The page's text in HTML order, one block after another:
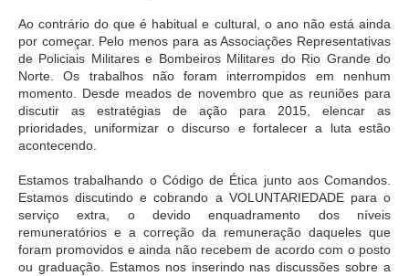
Ao contrário do que é habitual e cultural, o ano não está ainda
por começar. Pelo menos para as Associações Representativas
de Policiais Militares e Bombeiros Militares do Rio Grande do
Norte. Os trabalhos não foram interrompidos em nenhum
momento. Desde meados de novembro que as reuniões para
discutir as estratégias de ação para 2015, elencar as
prioridades, uniformizar o discurso e fortalecer a luta estão
acontecendo.
Estamos trabalhando o Código de Ética junto aos Comandos.
Estamos discutindo e cobrando a VOLUNTARIEDADE para o
serviço extra, o devido enquadramento dos níveis
remuneratórios e a correção da remuneração daqueles que
foram promovidos e ainda não recebem de acordo com o posto
ou graduação. Estamos nos inserindo nas discussões sobre a